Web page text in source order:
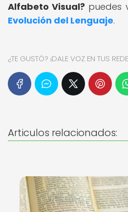
Alfabeto Visual? puedes
Evolución del Lenguaje.
¿TE GUSTÓ? ¡DALE VOZ EN TUS
Articulos relacionados: